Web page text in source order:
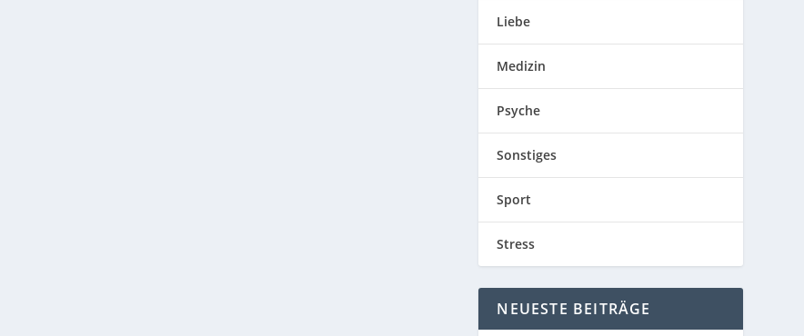
Liebe
Medizin
Psyche
Sonstiges
Sport
Stress
NEUESTE BEITRÄGE